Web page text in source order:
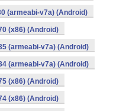
(armeabi-v7a) (Android)
(x86) (Android)
(armeabi-v7a) (Android)
(armeabi-v7a) (Android)
(x86) (Android)
(x86) (Android)